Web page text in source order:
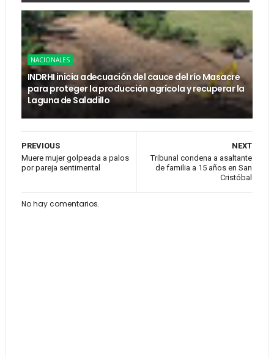
NACIONALES
INDRHI inicia adecuación del cauce del río Masacre
para proteger la producción agrícola y recuperar la
Laguna de Saladillo
NEXT
Tribunal condena a asaltante
de familia a 15 años en San
Cristóbal
PREVIOUS
Muere mujer golpeada a palos
por pareja sentimental
No hay comentarios.